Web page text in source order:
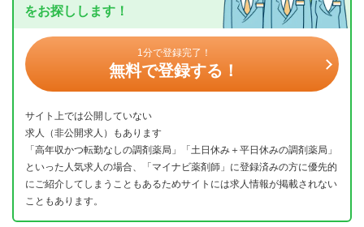
をお探しします！
1分で登録完了！
無料で登録する！
サイト上では公開していない
求人（非公開求人）もあります
「高年収かつ転勤なしの調剤薬局」「土日休み＋平日休みの調剤薬局」
といった人気求人の場合、「マイナビ薬剤師」に登録済みの方に優先的
にご紹介してしまうこともあるためサイトには求人情報が掲載されない
こともあります。